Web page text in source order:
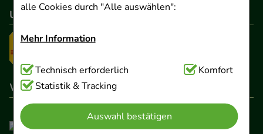
alle Cookies durch "Alle auswählen":
Mehr Information
Technisch Notwendig:Hierbei handelt es sich um
Cookies, die für die Grundfunktionen unserer
Website notwendig sind (z.B. Navigation,
Warenkorb, Kundenkonto), weshalb auf diese nicht
Technisch erforderlich
Komfort
Statistik & Tracking
Auswahl bestätigen
Unser Versanddienstleister
Wir sind hier gelistet